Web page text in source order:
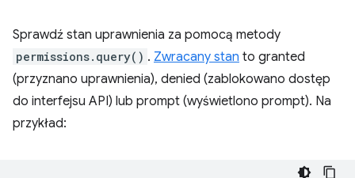
Sprawdź stan uprawnienia za pomocą metody
permissions.query() . Zwracany stan to granted
(przyznano uprawnienia), denied (zablokowano dostęp
do interfejsu API) lub prompt (wyświetlono prompt). Na
przykład: